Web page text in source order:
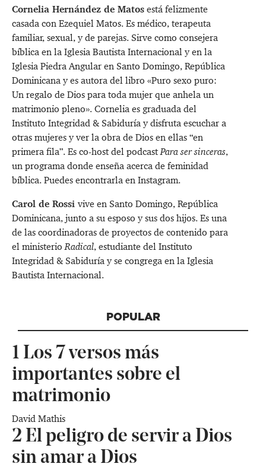
Cornelia Hernández de Matosestá felizmente
casada con Ezequiel Matos. Es médico, terapeuta
familiar, sexual, y de parejas. Sirve como consejera
bíblica en la Iglesia Bautista Internacional y en la
Iglesia Piedra Angular en Santo Domingo, República
Dominicana y es autora del libro «Puro sexo puro:
Un regalo de Dios para toda mujer que anhela un
matrimonio pleno». Cornelia es graduada del
Instituto Integridad & Sabiduríay disfruta escuchar a
otras mujeres y ver la obra de Dios en ellas “en
primera fila”. Es co-host del podcastPara ser sinceras,
un programa donde enseña acerca de feminidad
bíblica. Puedes encontrarla enInstagram.
Carol de Rossi vive en Santo Domingo, República
Dominicana, junto a su esposo y sus dos hijos. Es una
de las coordinadoras de proyectos de contenido para
el ministerioRadical, estudiante del Instituto
Integridad & Sabiduría y se congrega en la Iglesia
Bautista Internacional.
POPULAR
1 Los 7 versos más
importantes sobre el
matrimonio
David Mathis
2 El peligro de servir a Dios
sin amar a Dios